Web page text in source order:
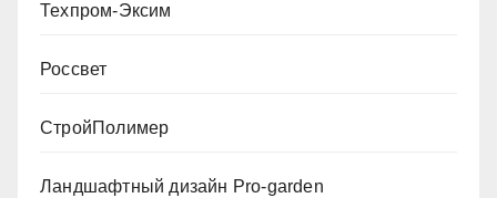
Техпром-Эксим
Россвет
СтройПолимер
Ландшафтный дизайн Pro-garden